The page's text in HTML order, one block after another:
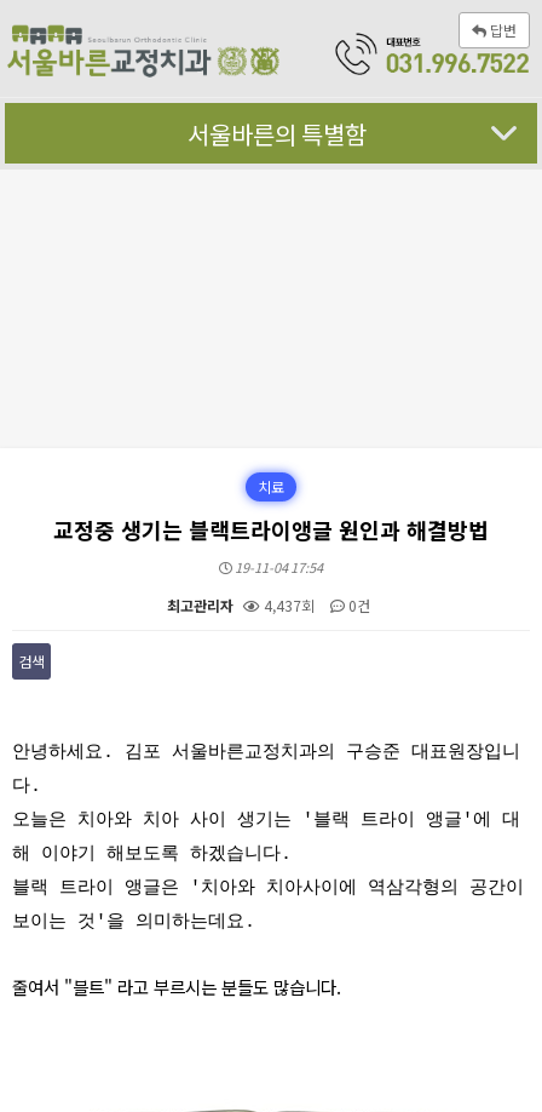
서울바른의 특별함
답변
치료
교정중 생기는 블랙트라이앵글 원인과 해결방법
19-11-04 17:54
최고관리자 4,437회 0건
검색
안녕하세요. 김포 서울바른교정치과의 구승준 대표원장입니
다.
오늘은 치아와 치아 사이 생기는 '블랙 트라이 앵글'에 대
해 이야기 해보도록 하겠습니다.
블랙 트라이 앵글은 ' 치아와 치아사이에 역삼각형의 공간이
보이는 것'을 의미하는데요.
줄여서 "블트" 라고 부르시는 분들도 많습니다.